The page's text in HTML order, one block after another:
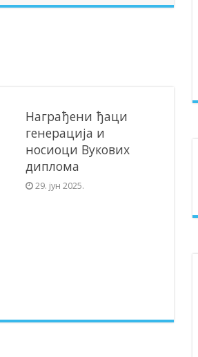
Награђени ђаци
генерација и
носиоци Вукових
диплома
29. јун 2025.